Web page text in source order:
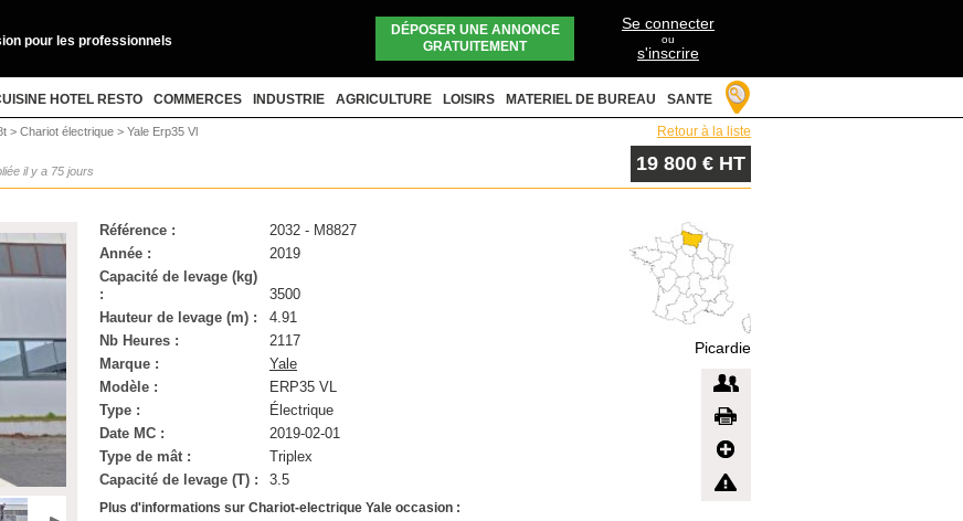
pour les professionnels
DÉPOSER UNE ANNONCE
GRATUITEMENT
Se connecter
ou
s'inscrire
HOTEL RESTO COMMERCES INDUSTRIE AGRICULTURE LOISIRS MATERIEL DE BUREAU SANTE
> Chariot électrique > Yale Erp35 Vl Retour à la liste
il y a 75 jours 19 800 € HT
Référence :
2032 - M8827
Année :
2019
Capacité de levage (kg)
:
3500
Hauteur de levage (m) :
4.91
Nb Heures :
2117
Marque :
Yale
Modèle :
ERP35 VL
Type :
Électrique
Date MC :
2019-02-01
Type de mât :
Triplex
Capacité de levage (T) :
3.5
Plus d'informations sur Chariot-electrique Yale occasion :
Picardie